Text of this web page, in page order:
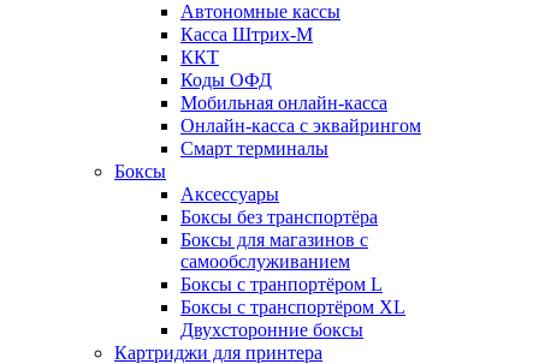
Автономные кассы
Касса Штрих-М
ККТ
Коды ОФД
Мобильная онлайн-касса
Онлайн-касса с эквайрингом
Смарт терминалы
Боксы
Аксессуары
Боксы без транспортёра
Боксы для магазинов с
самообслуживанием
Боксы с транпортёром L
Боксы с транспортёром XL
Двухсторонние боксы
Картриджи для принтера